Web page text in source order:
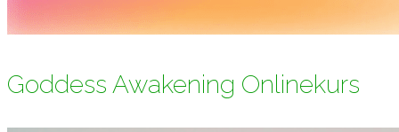
Goddess Awakening Onlinekurs